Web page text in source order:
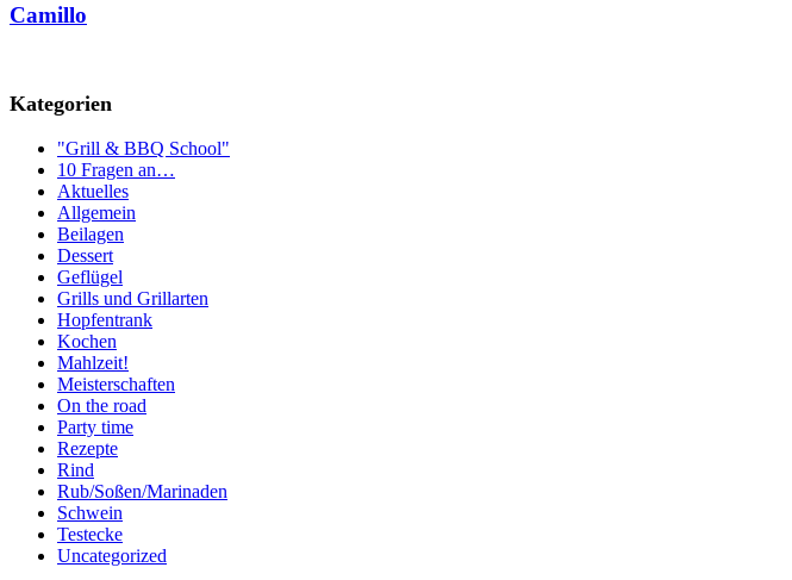
Camillo
Kategorien
"Grill & BBQ School"
10 Fragen an…
Aktuelles
Allgemein
Beilagen
Dessert
Geflügel
Grills und Grillarten
Hopfentrank
Kochen
Mahlzeit!
Meisterschaften
On the road
Party time
Rezepte
Rind
Rub/Soßen/Marinaden
Schwein
Testecke
Uncategorized